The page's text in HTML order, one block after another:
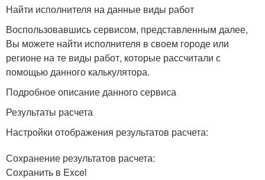
Найти исполнителя на данные виды работ
Воспользовавшись сервисом, представленным далее,
Вы можете найти исполнителя в своем городе или
регионе на те виды работ, которые рассчитали с
помощью данного калькулятора.
Подробное описание данного сервиса
Результаты расчета
Настройки отображения результатов расчета:
Сохранение результатов расчета:
Сохранить в Excel